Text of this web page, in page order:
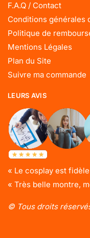
F.A.Q / Contact
Conditions générales
Politique de
Mentions Légales
Plan du Site
Suivre ma commande
LEURS AVIS
« Le cosplay est
« Très belle montre,
© Tous droits